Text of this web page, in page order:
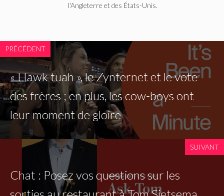
l'Angleterre et des États-Unis.
PRÉCÉDENT
« Hawk tuah », le Zynternet et le vote
des frères ; en plus, les cow-boys ont
leur moment de gloire
SUIVANT
Chat : Posez vos questions sur les